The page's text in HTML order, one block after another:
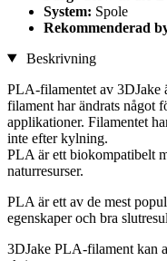
System: Spole
Rekommenderad
Beskrivning
PLA-filamentet av 3DJake
filament har ändrats något
applikationer. Filamentet
inte efter kylning.
PLA är ett biokompatibelt
naturresurser.
PLA är ett av de mest
egenskaper och bra
3DJake PLA-filament kan